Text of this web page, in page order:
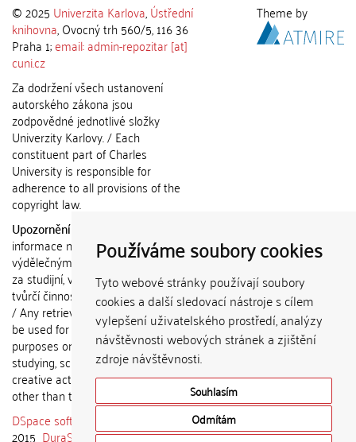
Používáme soubory cookies
Tyto webové stránky používají soubory
cookies a další sledovací nástroje s cílem
vylepšení uživatelského prostředí, analýzy
návštěvnosti webových stránek a zjištění
zdroje návštěvnosti.
Souhlasím
Odmítám
© 2025 Univerzita Karlova,Ústřední
knihovna, Ovocný trh 560/5, 116 36
Praha 1;email: admin-repozitar [at]
cuni.cz
Za dodržení všech ustanovení
autorského zákona jsou
zodpovědné jednotlivé složky
Univerzity Karlovy. / Each
constituent part of Charles
University is responsible for
adherence to all provisions of the
copyright law.
Upozornění / Notice:
informace nemohou být použity k
výdělečným účelům nebo vydávány
za studijní, vědeckou nebo jinou
tvůrčí činnost jiné osoby než autora.
/ Any retrieved information shall not
be used for any commercial
purposes or claimed as results of
studying, scientific or any other
creative activities of any person
other than the author.
DSpace software
copyright © 2002-
2015 DuraSpace
Theme by